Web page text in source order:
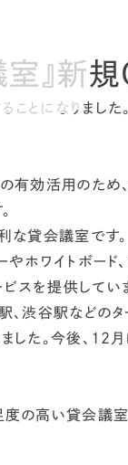
』新
とになりました。
有効活用のため
な貸会議室です。
ホワイトボード
スを提供していま
渋谷駅などのタ
た。今後、12
の高い貸会議室